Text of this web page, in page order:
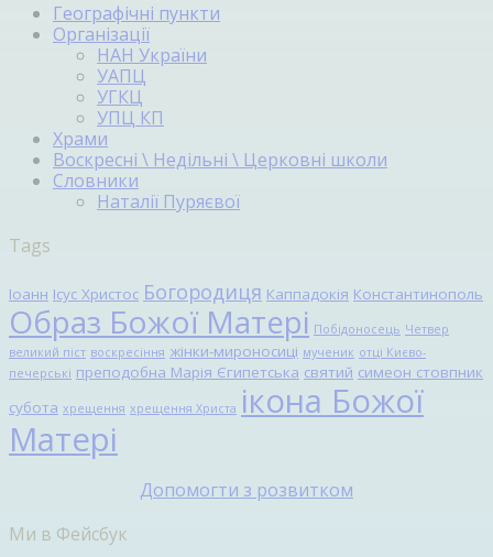
Географічні пункти
Організації
НАН України
УАПЦ
УГКЦ
УПЦ КП
Храми
Воскресні \ Недільні \ Церковні школи
Словники
Наталії Пуряєвої
Tags
Іоанн Ісус Христос Богородиця Каппадокія Константинополь
Образ Божої Матері Побідоносець Четвер
великий піст воскресіння жінки-мироносиці мученик отці Києво-
печерські преподобна Марія Єгипетська святий симеон стовпник
субота хрещення хрещення Христа ікона Божої
Матері
Допомогти з розвитком
Ми в Фейсбук